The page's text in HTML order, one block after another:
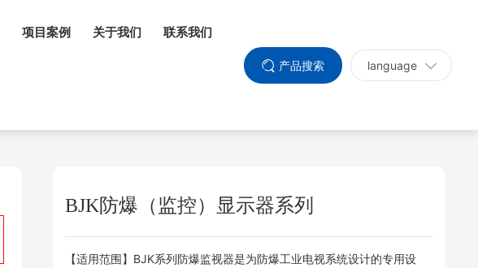
项目案例 关于我们 联系我们
产品搜索 language
BJK防爆（监控）显示器系列
【适用范围】BJK系列防爆监视器是为防爆工业电视系统设计的专用设